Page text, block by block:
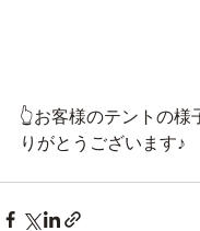
👆お客様のテントの
りがとうございます♪